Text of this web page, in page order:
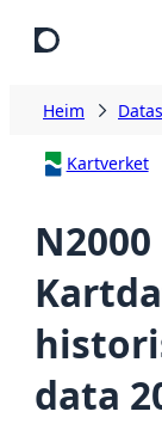
Heim
Kartverket
N2000
data